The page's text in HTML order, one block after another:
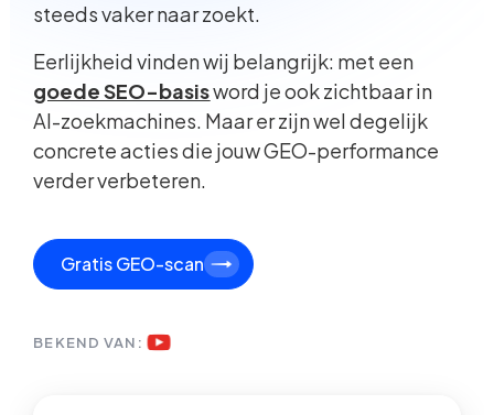
steeds vaker naar zoekt.
Eerlijkheid vinden wij belangrijk: met een
goede SEO-basisword je ook zichtbaar in
AI-zoekmachines. Maar er zijn wel degelijk
concrete acties die jouw GEO-performance
verder verbeteren.
Gratis GEO-scan
BEKEND VAN: